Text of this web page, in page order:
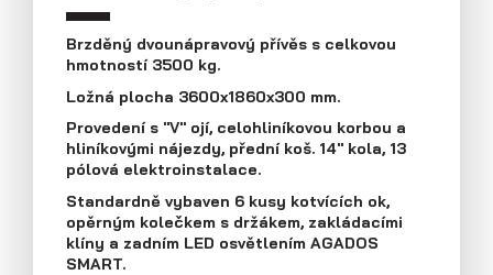
Kariéra
Navštivte nás
Průmyslová 2081, 594 01 Velké Meziříčí
Tel: +420 566 653 311
Fax: +420 566 653 368
E-mail: obchod@agados.cz
Sledujte nás
Přívěsy s koly vedle ložné plochy
(plechové bočnice)
Brzděný dvounápravový přívěs s celkovou
hmotností 3500 kg.
Ložná plocha 3600x1860x300 mm.
Provedení s "V" ojí, celohliníkovou korbou a
hliníkovými nájezdy, přední koš. 14" kola, 13
pólová elektroinstalace.
Standardně vybaven 6 kusy kotvících ok,
opěrným kolečkem s držákem, zakládacími
klíny a zadním LED osvětlením AGADOS
SMART.